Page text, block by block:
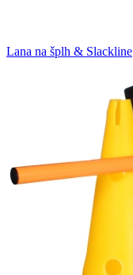
Lana na šplh & Slackline